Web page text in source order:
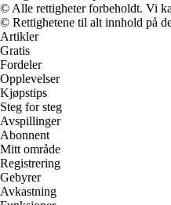
© Alle rettigheter forbeholdt. Vi
© Rettighetene til alt innhold på
Artikler
Gratis
Fordeler
Opplevelser
Kjøpstips
Steg for steg
Avspillinger
Abonnent
Mitt område
Registrering
Gebyrer
Avkastning